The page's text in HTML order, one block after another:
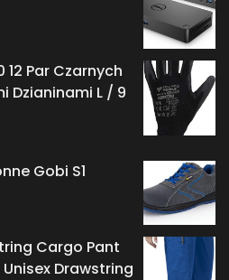
12 Par Czarnych
Dzianinami L / 9
Gobi S1
Cargo Pant
Drawstring